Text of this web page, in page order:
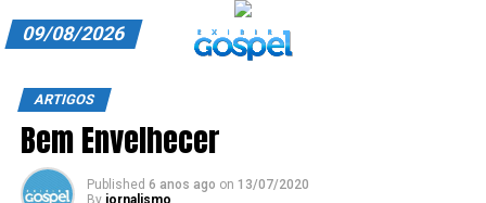
ANUNCIE CONOSCO
ASSINE
09/08/2026
ARTIGOS
Bem Envelhecer
Published 6 anos ago on 13/07/2020
By jornalismo